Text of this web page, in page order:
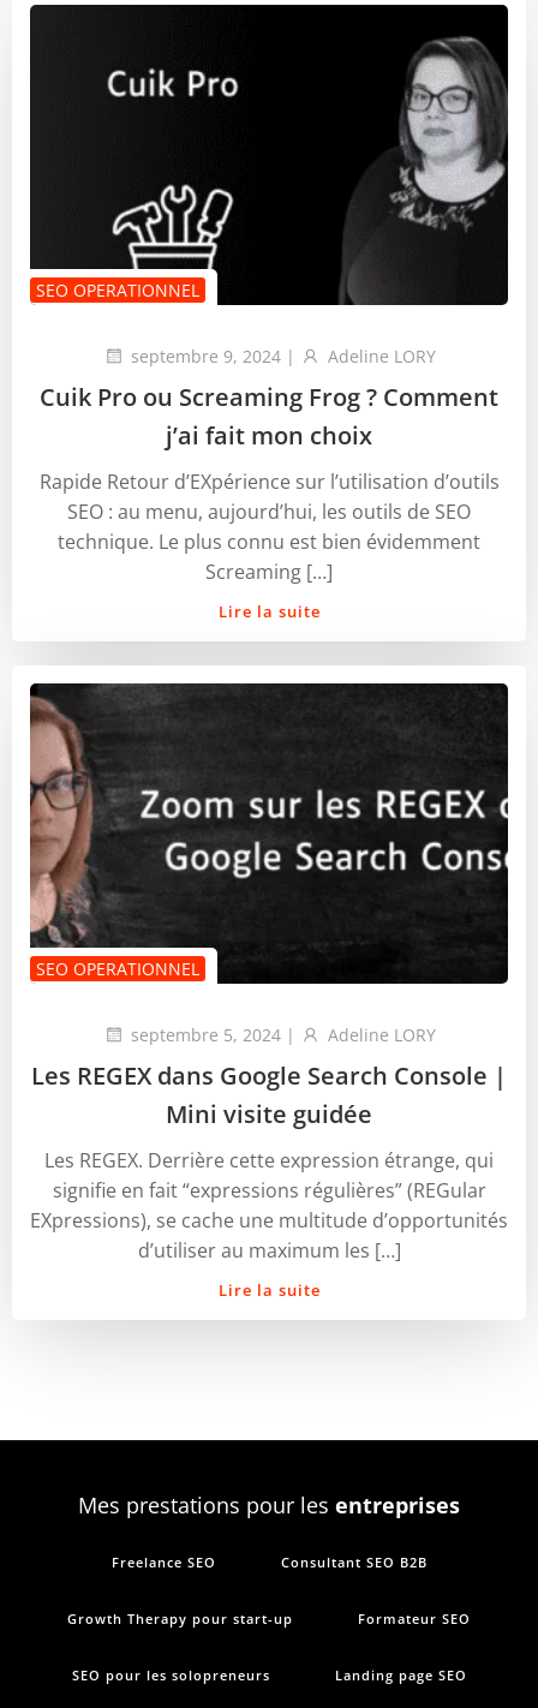
SEO OPERATIONNEL
septembre 9, 2024 | Adeline LORY
Cuik Pro ou Screaming Frog ? Comment
j’ai fait mon choix
Rapide Retour d’EXpérience sur l’utilisation d’outils
SEO : au menu, aujourd’hui, les outils de SEO
technique. Le plus connu est bien évidemment
Screaming […]
Lire la suite
SEO OPERATIONNEL
septembre 5, 2024 | Adeline LORY
Les REGEX dans Google Search Console |
Mini visite guidée
Les REGEX. Derrière cette expression étrange, qui
signifie en fait “expressions régulières” (REGular
EXpressions), se cache une multitude d’opportunités
d’utiliser au maximum les […]
Lire la suite
Mes prestations pour les entreprises
Freelance SEO Consultant SEO B2B
Growth Therapy pour start-up Formateur SEO
SEO pour les solopreneurs Landing page SEO